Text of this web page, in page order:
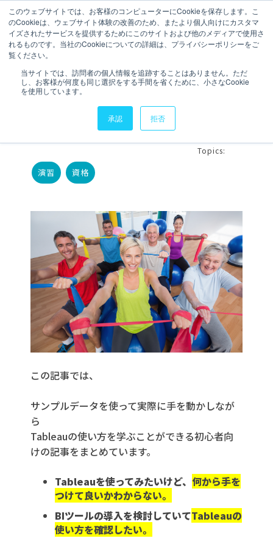
このウェブサイトでは、お客様のコンピューターにCookieを保存します。こ
のCookieは、ウェブサイト体験の改善のため、またより個人向けにカスタマ
イズされたサービスを提供するためにこのサイトおよび他のメディアで使用さ
れるものです。当社のCookieについての詳細は、プライバシーポリシーをご
覧ください。
当サイトでは、訪問者の個人情報を追跡することはありません。ただ
し、お客様が何度も同じ選択をする手間を省くために、小さなCookie
を使用しています。
承認 拒否
相談・お問い合わせ
1 分で読むことができます。
Tableau『演習問題』の
まとめ【目次】
Topics:
演習 資格
この記事では、
サンプルデータを使って実際に手を動かしなが
ら
Tableauの使い方を学ぶことができる初心者向
けの記事をまとめています。
Tableauを使ってみたいけど、 何から手を
つけて良いかわからない。
BIツールの導入を検討していてTableauの
使い方を確認したい。